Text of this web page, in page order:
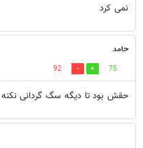
نمی کرد
حامد
75
92
حقش بود تا دیگه سگ گردانی نکنه